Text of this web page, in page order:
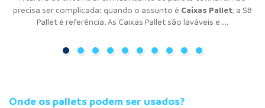
precisa ser complicada: quando o assunto é Caixas Pallet, a SB
Pallet é referência. As Caixas Pallet são laváveis e ...
precisa ser complicada: quando o assunto éEstrados de
Plástico , a SB Pallet é referência. OsEstrados de Plástico
pallets tem se tornado muito comum para empresas de todos
os ramos da indústria. Isso porque é a ...
organizada. Por isso, o uso de pallet tem se tornado comum, pois
é a melhor opção para o armazenamento e movimentação ...
para solucionar problemas logísticos de empresas, acabando
com os problemas de excesso e falta de materiais. Através do ...
encontram é a quantidade. Isso porque às vezes o empresário
enfrenta dilemas com o excesso de materiais, enquanto em
precisa ser complicada: quando o assunto éPallets de
Contenção, a SB Pallet é referência. Os Pallets de Contenção
precisa ser complicada: quando o assunto éPallets de Madeira
a SB Pallet é referência. OsPallets de Madeirasão ...
precisa ser complicada: quando o assunto éPallets de Plástico
a SB Pallet é referência. OsPallets de Plásticosão ...
precisa ser complicada: quando o assunto é Racks Metálicos, a
SB Pallet é referência. O rack metálico é uma estrutura ...
Onde os pallets podem ser usados?